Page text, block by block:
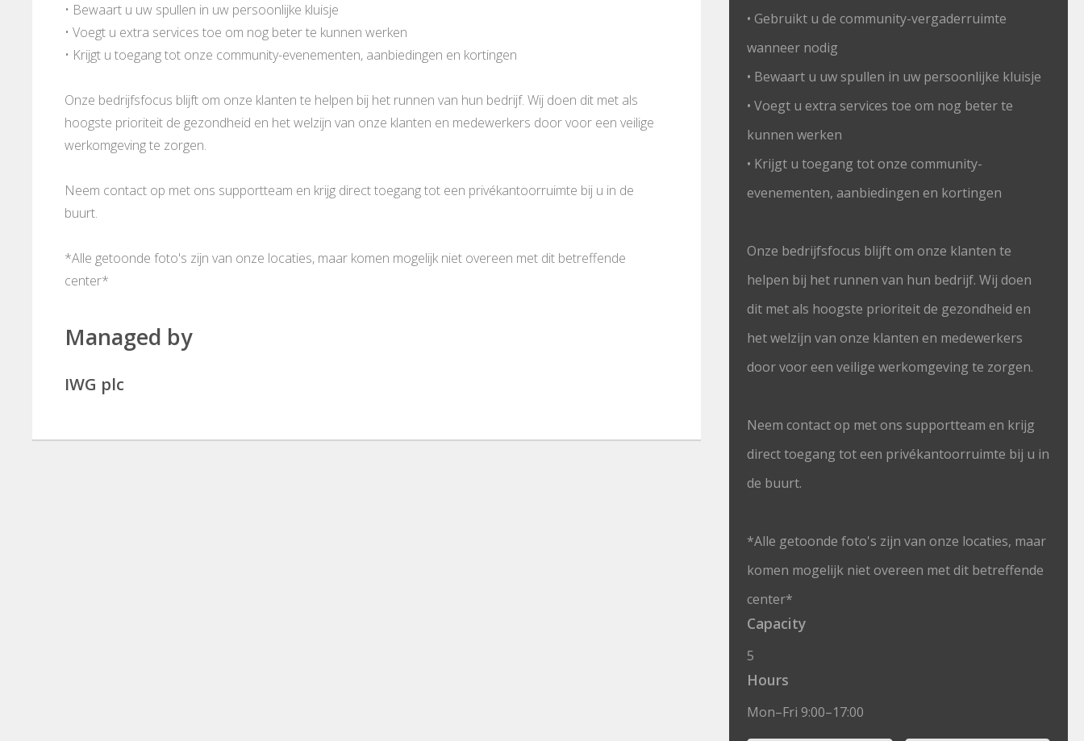
• Bewaart u uw spullen in uw persoonlijke kluisje
• Voegt u extra services toe om nog beter te kunnen werken
• Krijgt u toegang tot onze community-evenementen, aanbiedingen en kortingen
Onze bedrijfsfocus blijft om onze klanten te helpen bij het runnen van hun bedrijf. Wij doen dit met als
hoogste prioriteit de gezondheid en het welzijn van onze klanten en medewerkers door voor een veilige
werkomgeving te zorgen.
Neem contact op met ons supportteam en krijg direct toegang tot een privékantoorruimte bij u in de
buurt.
*Alle getoonde foto's zijn van onze locaties, maar komen mogelijk niet overeen met dit betreffende
center*
Managed by
IWG plc
• Gebruikt u de community-vergaderruimte
wanneer nodig
• Bewaart u uw spullen in uw persoonlijke kluisje
• Voegt u extra services toe om nog beter te
kunnen werken
• Krijgt u toegang tot onze community-
evenementen, aanbiedingen en kortingen
Onze bedrijfsfocus blijft om onze klanten te
helpen bij het runnen van hun bedrijf. Wij doen
dit met als hoogste prioriteit de gezondheid en
het welzijn van onze klanten en medewerkers
door voor een veilige werkomgeving te zorgen.
Neem contact op met ons supportteam en krijg
direct toegang tot een privékantoorruimte bij u in
de buurt.
*Alle getoonde foto's zijn van onze locaties, maar
komen mogelijk niet overeen met dit betreffende
center*
Capacity
5
Hours
Mon–Fri 9:00–17:00